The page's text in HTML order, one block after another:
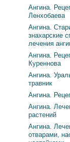
Ангина.
Ленхобаева
Ангина.
знахарские
лечения
Ангина.
Куреннова
Ангина.
травник
Ангина.
Ангина.
растений
Ангина.
отварами,